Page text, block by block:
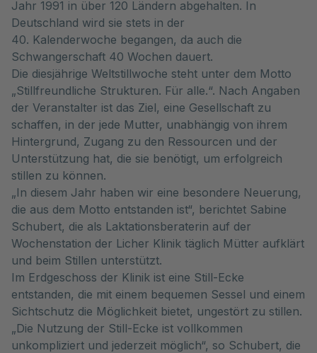
Jahr 1991 in über 120 Ländern abgehalten. In
Deutschland wird sie stets in der
40. Kalenderwoche begangen, da auch die
Schwangerschaft 40 Wochen dauert.
Die diesjährige Weltstillwoche steht unter dem Motto
„Stillfreundliche Strukturen. Für alle.“. Nach Angaben
der Veranstalter ist das Ziel, eine Gesellschaft zu
schaffen, in der jede Mutter, unabhängig von ihrem
Hintergrund, Zugang zu den Ressourcen und der
Unterstützung hat, die sie benötigt, um erfolgreich
stillen zu können.
„In diesem Jahr haben wir eine besondere Neuerung,
die aus dem Motto entstanden ist“, berichtet Sabine
Schubert, die als Laktationsberaterin auf der
Wochenstation der Licher Klinik täglich Mütter aufklärt
und beim Stillen unterstützt.
Im Erdgeschoss der Klinik ist eine Still-Ecke
entstanden, die mit einem bequemen Sessel und einem
Sichtschutz die Möglichkeit bietet, ungestört zu stillen.
„Die Nutzung der Still-Ecke ist vollkommen
unkompliziert und jederzeit möglich“, so Schubert, die